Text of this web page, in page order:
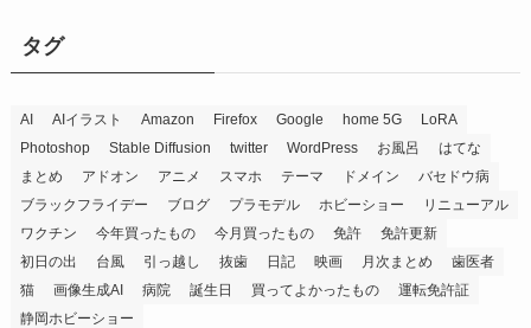
タグ
AI AIイラスト Amazon Firefox Google home 5G
LoRA
Photoshop
Stable Diffusion twitter WordPress お風呂
はてな
まとめ
アドオン アニメ スマホ テーマ ドメイン
バセドウ病
ブラックフライデー
ブログ プラモデル ホビーショー
リニューアル
ワクチン
今年買ったもの 今月買ったもの 免許
免許更新
初日の出
台風 引っ越し 抜歯 日記 映画 月次まとめ
歯医者
猫
画像生成AI 病院 誕生日 買ってよかったもの
運転免許証
静岡ホビーショー